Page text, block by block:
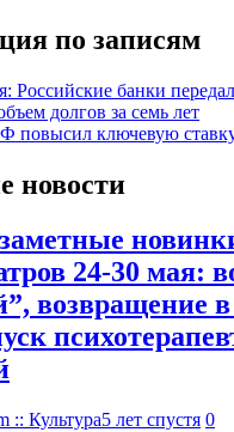
по записям
Российские банки
долгов за семь лет
повысил ключевую
новости
24-30 мая:
возвращение в
:: Культура5 лет спустя 0